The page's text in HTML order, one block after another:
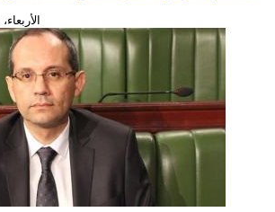
الأربعاء، 11 ديسمبر، 2019 - 14:09